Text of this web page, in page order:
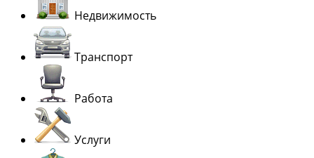
Недвижимость
Транспорт
Работа
Услуги